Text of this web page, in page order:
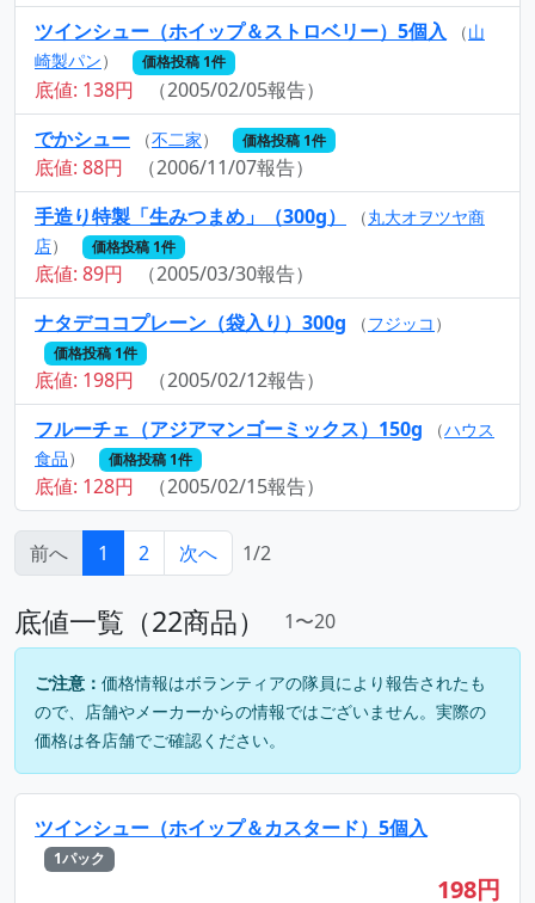
ツインシュー（ホイップ＆ストロベリー）5個入
（山
崎製パン） 価格投稿 1件
底値: 138円
（2005/02/05報告）
でかシュー
（不二家） 価格投稿 1件
底値: 88円
（2006/11/07報告）
手造り特製「生みつまめ」（300g）
（丸大オヲツヤ商
店） 価格投稿 1件
底値: 89円
（2005/03/30報告）
ナタデココプレーン（袋入り）300g
（フジッコ ）
価格投稿 1件
底値: 198円
（2005/02/12報告）
フルーチェ（アジアマンゴーミックス）150g
（ハウス
食品） 価格投稿 1件
底値: 128円 （2005/02/15報告）
前へ 1 2 次へ 1/2
底値一覧（22商品） 1〜20
ご注意： 価格情報はボランティアの隊員により報告されたも
ので、店舗やメーカーからの情報ではございません。実際の
価格は各店舗でご確認ください。
ツインシュー（ホイップ＆カスタード）5個入
1パック
198円